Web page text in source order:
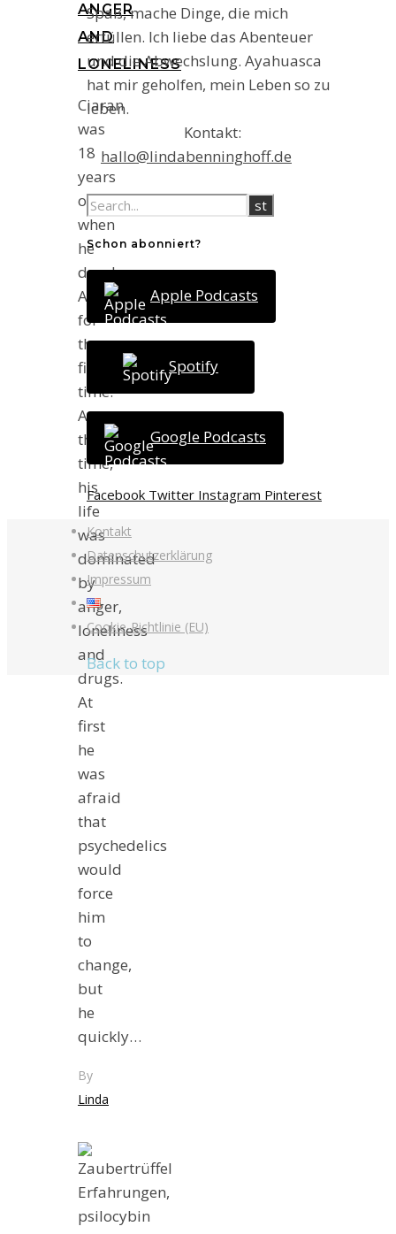
ANGER
AND
LONELINESS
Ciaran
was
18
years
old
when
he
drank
Ayahausca
for
the
first
time.
At
that
time,
his
life
was
dominated
by
anger,
loneliness
and
drugs.
At
first
he
was
afraid
that
psychedelics
would
force
him
to
change,
but
he
quickly…
By
Linda
Spaß, mache Dinge, die mich
erfüllen. Ich liebe das Abenteuer
und die Abwechslung. Ayahuasca
hat mir geholfen, mein Leben so zu
leben.
Kontakt:
hallo@lindabenninghoff.de
Schon abonniert?
Apple Podcasts
Spotify
Google Podcasts
Facebook Twitter Instagram Pinterest
Kontakt
Datenschutzerklärung
Impressum
Cookie-Richtlinie (EU)
Back to top